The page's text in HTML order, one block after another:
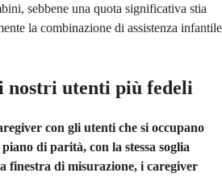
sebbene una quota significativa stia
la combinazione di assistenza infantile
nostri utenti più fedeli
con gli utenti che si occupano
di parità, con la stessa soglia
finestra di misurazione, i caregiver